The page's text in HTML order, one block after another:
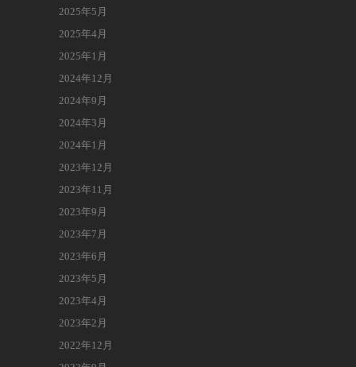
2025年5月
2025年4月
2025年1月
2024年12月
2024年9月
2024年3月
2024年1月
2023年12月
2023年11月
2023年9月
2023年7月
2023年6月
2023年5月
2023年4月
2023年2月
2022年12月